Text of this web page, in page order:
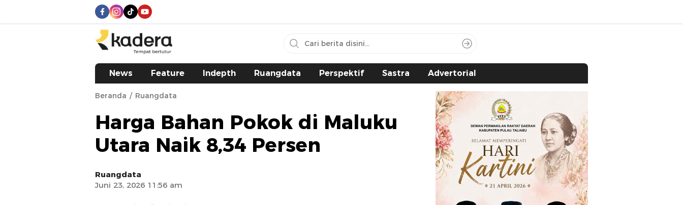
kadera.id
Tempat bertutur
News Feature Indepth Ruangdata Perspektif Sastra Advertorial
Beranda Ruangdata
Harga Bahan Pokok di Maluku
Utara Naik 8,34 Persen
Ruangdata
Juni 23, 2026 11:56 am